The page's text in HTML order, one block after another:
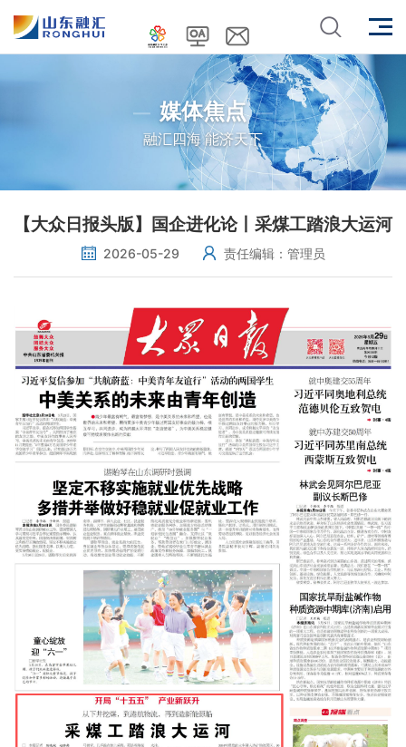
媒体焦点
融汇四海 能济天下
【大众日报头版】国企进化论丨采煤工踏浪大运河
2026-05-29 责任编辑：管理员